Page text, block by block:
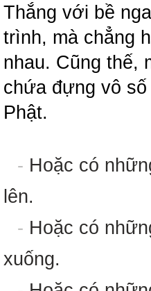
Thắng với bề
trình, mà chẳng
nhau. Cũng thế,
chứa đựng vô
Phật.
- Hoặc có
lên.
- Hoặc có
xuống.